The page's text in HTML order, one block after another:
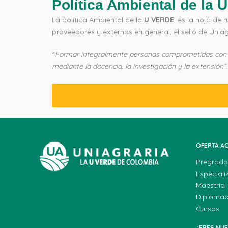
Política Ambiental de la
La política Ambiental de la U VERDE, es la hoja de
proveedores y externos en general, el sello de
“Formar integralmente personas comprometidas
mediante la docencia, la investigación y la extensión”.
OFERTA
Maestría
Cursos